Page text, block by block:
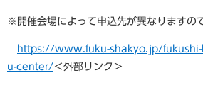
※開催会場によって申込先が異なりますの
https://www.fuku-shakyo.jp/
u-center/ ＜外部リンク＞